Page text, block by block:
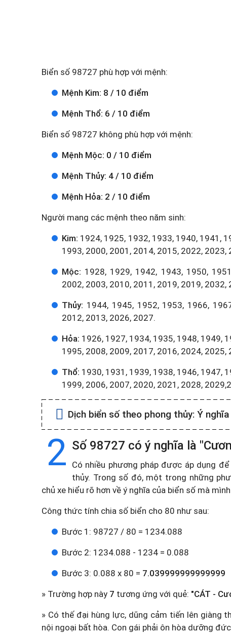
Biển số 98727 phù hợp với mệnh:
Mệnh Kim: 8 / 10 điểm
Mệnh Thổ: 6 / 10 điểm
Biển số 98727 không phù hợp với mệnh:
Mệnh Mộc: 0 / 10 điểm
Mệnh Thủy: 4 / 10 điểm
Mệnh Hỏa: 2 / 10 điểm
Người mang các mệnh theo năm sinh:
Kim: 1924, 1925, 1932, 1933, 1940, 1941,
1993, 2000, 2001, 2014, 2015, 2022, 2023,
Mộc: 1928, 1929, 1942, 1943, 1950,
2002, 2003, 2010, 2011, 2019, 2019, 2032,
Thủy: 1944, 1945, 1952, 1953, 1966,
2012, 2013, 2026, 2027.
Hỏa: 1926, 1927, 1934, 1935, 1948, 1949,
1995, 2008, 2009, 2017, 2016, 2024, 2025,
Thổ: 1930, 1931, 1939, 1938, 1946, 1947,
1999, 2006, 2007, 2020, 2021, 2028,
Dịch biển số theo phong thủy: Ý
2 Số 98727 có ý nghĩa là
Có nhiều phương pháp được áp dụng
thủy. Trong số đó, một trong những
chủ xe hiểu rõ hơn về ý nghĩa của biển số mà
Công thức tính chia số biển cho 80 như sau:
Bước 1: 98727 / 80 = 1234.088
Bước 2: 1234.088 - 1234 = 0.088
Bước 3: 0.088 x 80 = 7.039999999999999
» Trường hợp này 7 tương ứng với quẻ: "CÁT -
» Có thế đại hùng lực, dũng cảm tiến lên giàng
nội ngoại bất hòa. Con gái phải ôn hòa dưỡng